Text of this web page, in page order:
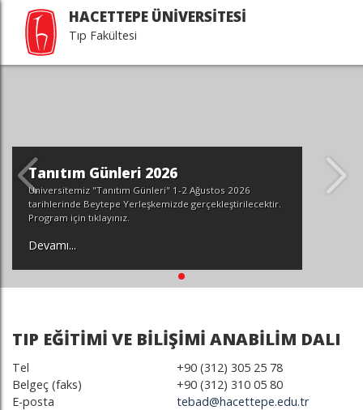
HACETTEPE ÜNİVERSİTESİ
Tıp Fakültesi
Tanıtım Günleri 2026
Üniversitemiz "Tanıtım Günleri" 1-2 Ağustos 2026
tarihlerinde Beytepe Yerleşkemizde gerçekleştirilecektir.
Program için tıklayınız.
Devamı...
TIP EĞİTİMİ VE BİLİŞİMİ ANABİLİM DALI
Tel
+90 (312) 305 25 78
Belgeç (faks)
+90 (312) 310 05 80
E-posta
tebad@hacettepe.edu.tr